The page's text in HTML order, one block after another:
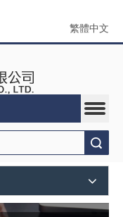
繁體中文